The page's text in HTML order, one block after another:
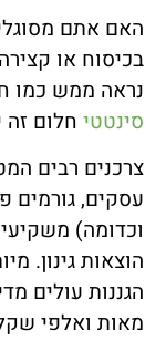
האם אתם
בכיסוח או
נראה ממש כמו
סינטטי חלום
צרכנים רבים
עסקים, גורמים
וכדומה)
הוצאות גינון.
הגננות עולים
מאות ואלפי